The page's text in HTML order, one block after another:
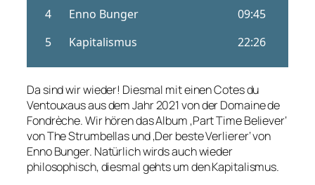
Da sind wir wieder! Diesmal mit einen Cotes du
Ventouxaus aus dem Jahr 2021 von der Domaine de
Fondrèche. Wir hören das Album ‚Part Time Believer‘
von The Strumbellas und ‚Der beste Verlierer‘ von
Enno Bunger. Natürlich wirds auch wieder
philosophisch, diesmal gehts um den Kapitalismus.